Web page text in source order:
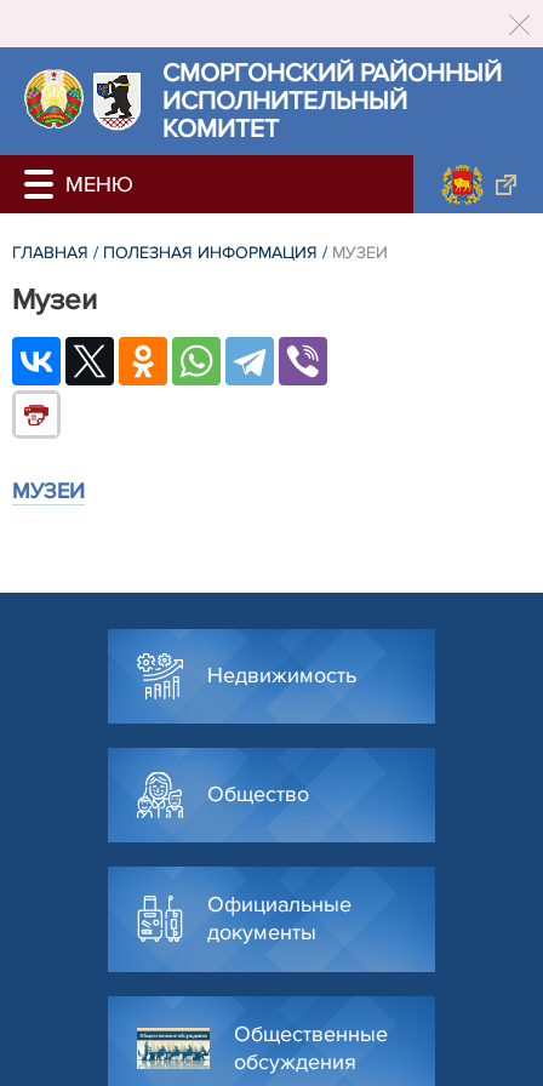
СМОРГОНСКИЙ РАЙОННЫЙ
ИСПОЛНИТЕЛЬНЫЙ
КОМИТЕТ
ГЛАВНАЯ / ПОЛЕЗНАЯ ИНФОРМАЦИЯ / МУЗЕИ
Музеи
МУЗЕИ
Недвижимость
Общество
Официальные
документы
Общественные
обсуждения